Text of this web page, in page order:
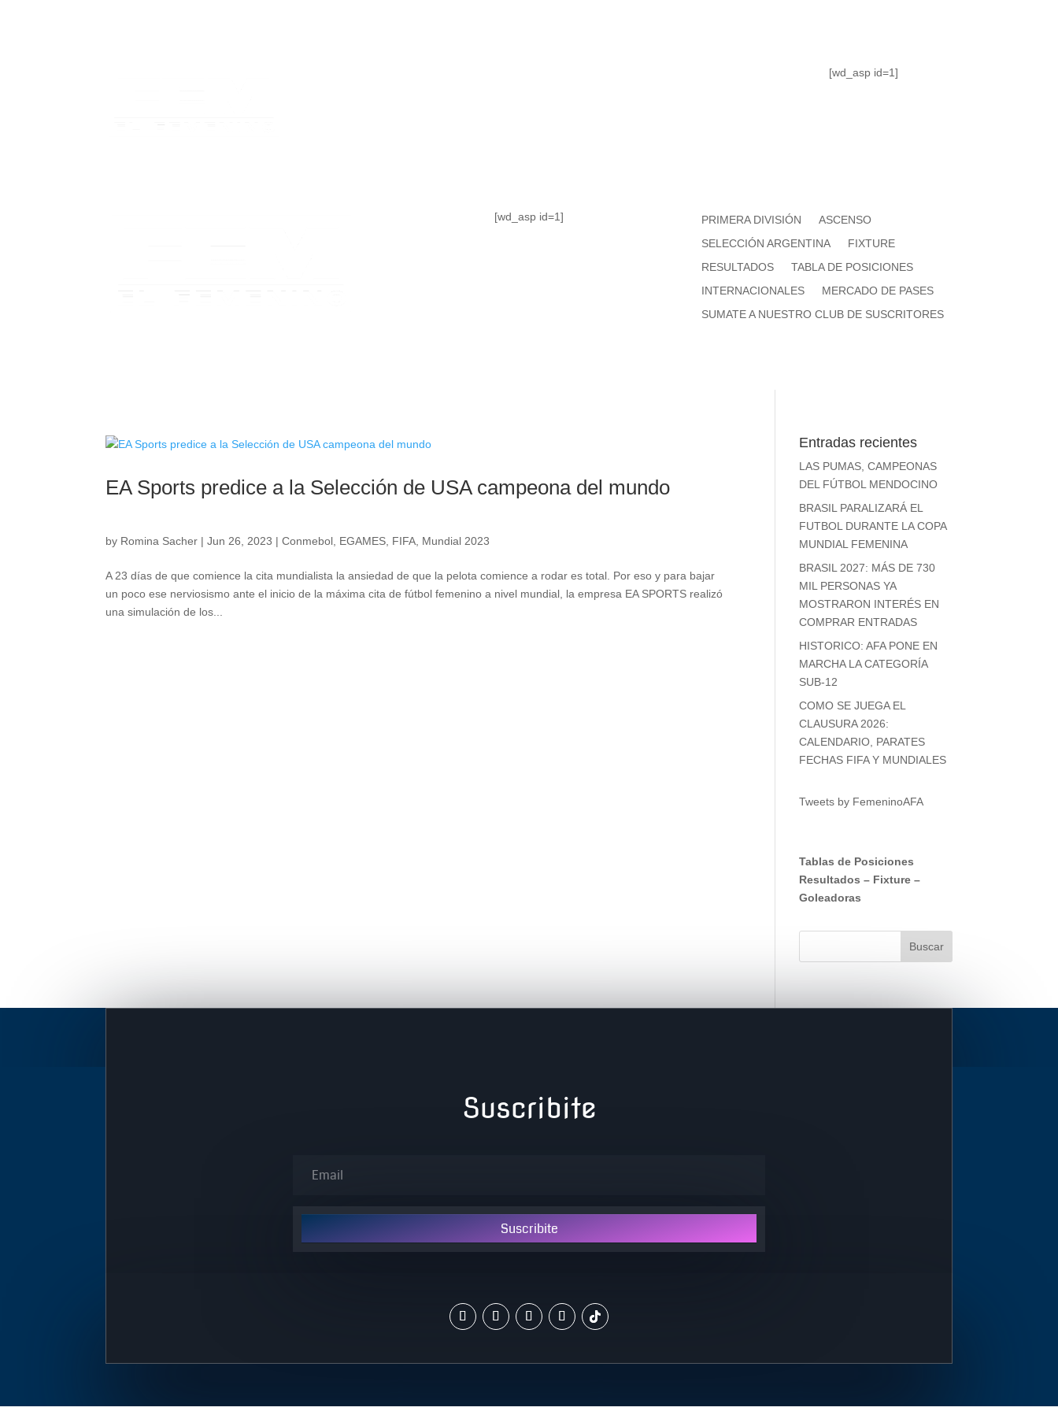
[wd_asp id=1]
[wd_asp id=1] PRIMERA DIVISIÓN
ASCENSO
SELECCIÓN ARGENTINA
FIXTURE
RESULTADOS
TABLA DE POSICIONES
INTERNACIONALES
MERCADO DE PASES
SUMATE A NUESTRO CLUB DE SUSCRITORES
EA Sports predice a la Selección de USA campeona del mundo
by Romina Sacher |Jun 26, 2023 |Conmebol EGAMES FIFA Mundial 2023
A 23 días de que comience la cita mundialista la ansiedad de que la pelota comience a rodar es total. Por eso y para bajar
un poco ese nerviosismo ante el inicio de la máxima cita de fútbol femenino a nivel mundial, la empresa EA SPORTS realizó
una simulación de los...
Entradas recientes
LAS PUMAS, CAMPEONAS
DEL FÚTBOL MENDOCINO
BRASIL PARALIZARÁ EL
FUTBOL DURANTE LA COPA
MUNDIAL FEMENINA
BRASIL 2027: MÁS DE 730
MIL PERSONAS YA
MOSTRARON INTERÉS EN
COMPRAR ENTRADAS
HISTORICO: AFA PONE EN
MARCHA LA CATEGORÍA
SUB-12
COMO SE JUEGA EL
CLAUSURA 2026:
CALENDARIO, PARATES
FECHAS FIFA Y MUNDIALES
Tweets by FemeninoAFA
Tablas de Posiciones
Resultados – Fixture –
Goleadoras
Suscribite
Suscribite